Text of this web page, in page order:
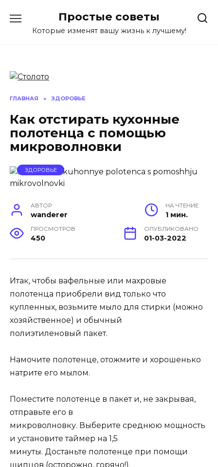
содержанию
Простые советы
Которые изменят вашу жизнь к лучшему!
ГЛАВНАЯ » ЗДОРОВЬЕ
Как отстирать кухонные
полотенца с помощью
микроволновки
ЗДОРОВЬЕ
АВТОР
wanderer
НА ЧТЕНИЕ
1 мин.
ПРОСМОТРОВ
450
ОПУБЛИКОВАНО
01-03-2022
Итак, чтобы вафельные или махровые
полотенца приобрели вид только что
купленных, возьмите мыло для стирки (можно
хозяйственное) и обычный
полиэтиленовый пакет.
Намочите полотенце, отожмите и хорошенько
натрите его мылом.
Поместите полотенце в пакет и, не закрывая,
отправьте его в
микроволновку. Выберите среднюю мощность
и установите таймер на 1,5
минуты. Достаньте полотенце при помощи
щипцов (осторожно, горячо!).